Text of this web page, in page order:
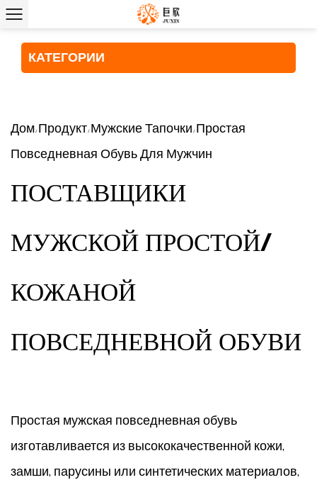
КАТЕГОРИИ
Дом/ Продукт/ Мужские Тапочки / Простая
Повседневная Обувь Для Мужчин
ПОСТАВЩИКИ
МУЖСКОЙ ПРОСТОЙ/
КОЖАНОЙ
ПОВСЕДНЕВНОЙ ОБУВИ
Простая мужская повседневная обувь
изготавливается из высококачественной кожи,
замши, парусины или синтетических материалов,